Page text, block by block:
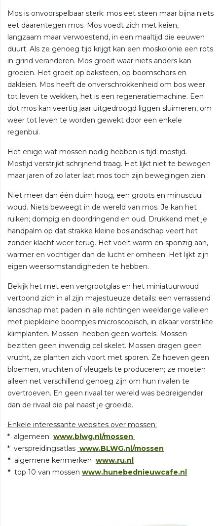
Mos is onvoorspelbaar sterk: mos eet steen maar bijna niets
eet daarentegen mos. Mos voedt zich met keien,
langzaam maar verwoestend, in een maaltijd die eeuwen
duurt. Als ze genoeg tijd krijgt kan een moskolonie een rots
in grind veranderen. Mos groeit waar niets anders kan
groeien. Het groeit op baksteen, op boomschors en
dakleien. Mos heeft de onverschrokkenheid om bos weer
tot leven te wekken, het is een regeneratiemachine. Een
dot mos kan veertig jaar uitgedroogd liggen sluimeren, om
weer tot leven te worden gewekt door een enkele
regenbui.
Het enige wat mossen nodig hebben is tijd: mostijd.
Mostijd verstrijkt schrijnend traag. Het lijkt niet te bewegen
maar jaren of zo later laat mos toch zijn bewegingen zien.
Niet meer dan één duim hoog, een groots en minuscuul
woud. Niets beweegt in de wereld van mos. Je kan het
ruiken; dompig en doordringend en oud. Drukkend met je
handpalm op dat strakke kleine boslandschap veert het
zonder klacht weer terug. Het voelt warm en sponzig aan,
warmer en vochtiger dan de lucht er omheen. Het lijkt zijn
eigen weersomstandigheden te hebben.
Bekijk het met een vergrootglas en het miniatuurwoud
vertoond zich in al zijn majestueuze details: een verrassend
landschap met paden in alle richtingen weelderige valleien
met piepkleine boompjes microscopisch, in elkaar verstrikte
klimplanten. Mossen hebben geen wortels. Mossen
bezitten geen inwendig cel skelet. Mossen dragen geen
vrucht, ze planten zich voort met sporen. Ze hoeven geen
bloemen, vruchten of vleugels te produceren; ze moeten
alleen net verschillend genoeg zijn om hun rivalen te
overtroeven. En geen rivaal ter wereld was bedreigender
dan de rivaal die pal naast je groeide.
Enkele interessante websites over mossen:
* algemeen www.blwg.nl/mossen
* verspreidingsatlas www.BLWG.nl/mossen
* algemene kenmerken www.ru.nl
* top 10 van mossen www.hunebednieuwcafe.nl